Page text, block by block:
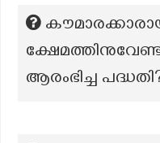
ആരംഭിച്ച